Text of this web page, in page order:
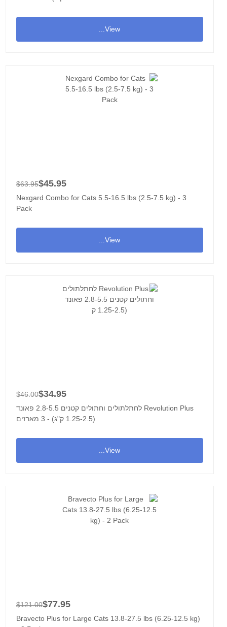
View...
$45.95
$63.95
Nexgard Combo for Cats 5.5-16.5 lbs (2.5-7.5 kg) - 3
Pack
View...
$34.95
$46.00
Revolution Plus לחתלתולים וחתולים קטנים 2.8-5.5 פאונד
(1.25-2.5 ק"ג) - 3 מארזים
View...
$77.95
$121.00
Bravecto Plus for Large Cats 13.8-27.5 lbs (6.25-12.5 kg)